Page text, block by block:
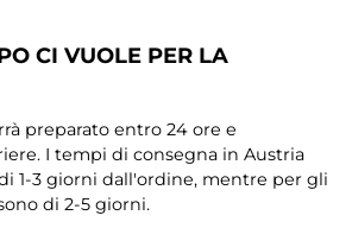
CI VUOLE PER LA
preparato entro 24 ore e
I tempi di consegna in Austria
1-3 giorni dall'ordine, mentre per gli
di 2-5 giorni.